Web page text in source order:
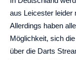
aus Leicester leider
Allerdings haben
Möglichkeit, sich
über die Darts